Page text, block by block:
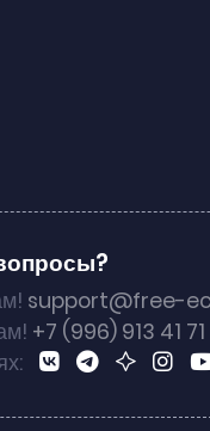
support@free-
+7 (996) 913 41 71